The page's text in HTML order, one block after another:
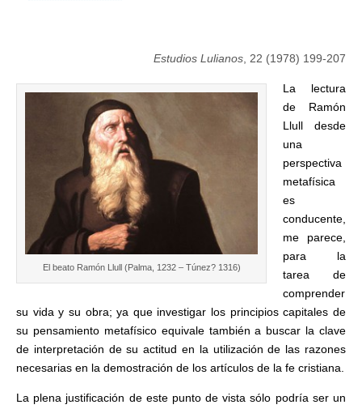
Estudios Lulianos , 22 (1978) 199-207
El beato Ramón Llull (Palma, 1232 – Túnez? 1316)
La lectura
de Ramón
Llull desde
una
perspectiva
metafísica
es
conducente,
me parece,
para la
tarea de
comprender
su vida y su obra; ya que investigar los principios capitales de
su pensamiento metafísico equivale también a buscar la clave
de interpretación de su actitud en la utilización de las razones
necesarias en la demostración de los artículos de la fe cristiana.
La plena justificación de este punto de vista sólo podría ser un